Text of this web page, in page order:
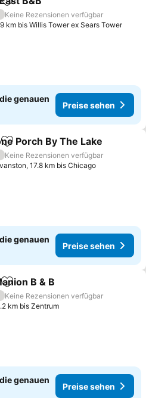
Zu Favoriten hinzufügen
Keine Rezensionen verfügbar
km bis Willis Tower ex Sears Tower
genauen
Preise sehen
Zu Favoriten hinzufügen
Porch By The Lake
Keine Rezensionen verfügbar
17.8 km bis Chicago
genauen
Preise sehen
Zu Favoriten hinzufügen
B & B
Keine Rezensionen verfügbar
km bis Zentrum
genauen
Preise sehen